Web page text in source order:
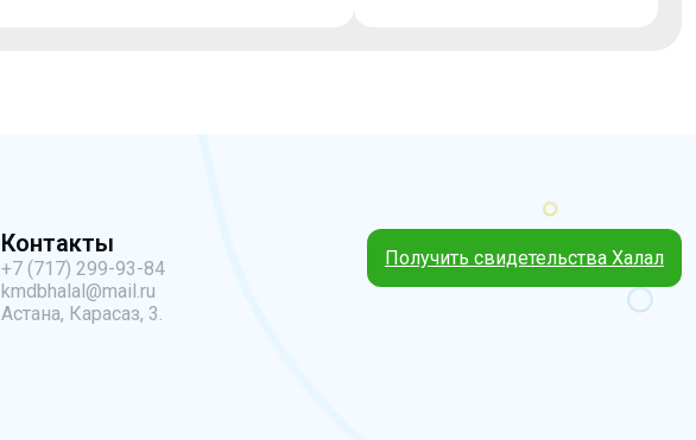
Контакты
+7 (717) 299-93-84
kmdbhalal@mail.ru
Астана, Карасаз, 3.
Получить свидетельства Халал